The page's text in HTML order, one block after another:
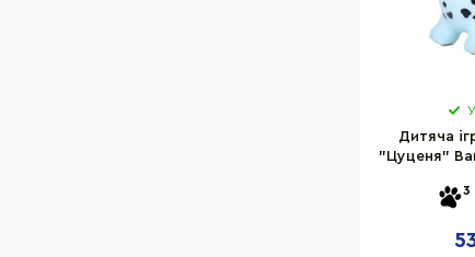
Дитяча
"Цуценя"
3